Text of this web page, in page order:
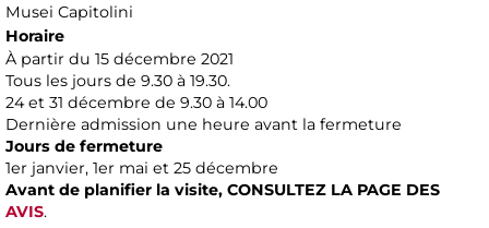
Musei Capitolini
Horaire
À partir du 15 décembre 2021
Tous les jours de 9.30 à 19.30.
24 et 31 décembre de 9.30 à 14.00
Dernière admission une heure avant la fermeture
Jours de fermeture
1er janvier, 1er mai et 25 décembre
Avant de planifier la visite, CONSULTEZ LA PAGE DES
AVIS.